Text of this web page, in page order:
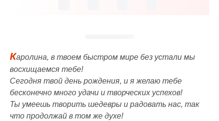
Каролина, в твоем быстром мире без устали мы
восхищаемся тебе!
Сегодня твой день рождения, и я желаю тебе
бесконечно много удачи и творческих успехов!
Ты умеешь творить шедевры и радовать нас, так
что продолжай в том же духе!